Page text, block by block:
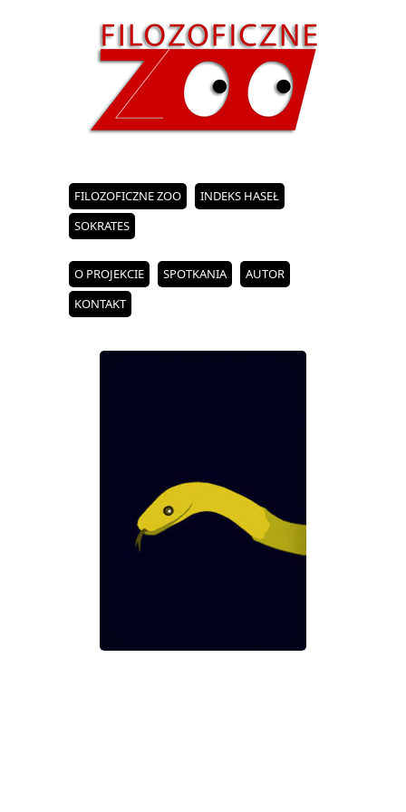
FILOZOFICZNE ZOO
INDEKS HASEŁ
SOKRATES
O PROJEKCIE SPOTKANIA
AUTOR
KONTAKT